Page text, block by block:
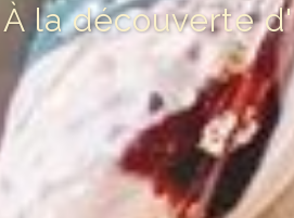
À la découverte